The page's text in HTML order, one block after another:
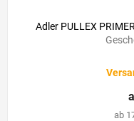
Adler PULLEX
ab